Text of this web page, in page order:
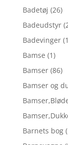
Badetøj (26)
Badeudstyr
Badevinger
Bamse (1)
Bamser (86)
Bamser og
Barnets bog